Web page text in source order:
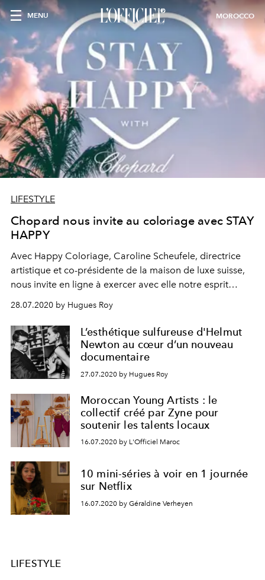
MENU MOROCCO
LIFESTYLE
Chopard nous invite au coloriage avec STAY
HAPPY
Avec Happy Coloriage, Caroline Scheufele, directrice
artistique et co-présidente de la maison de luxe suisse,
nous invite en ligne à exercer avec elle notre esprit
28.07.2020 by Hugues Roy
L’esthétique sulfureuse d'Helmut
Newton au cœur d’un nouveau
documentaire
27.07.2020 by Hugues Roy
Moroccan Young Artists : le
collectif créé par Zyne pour
soutenir les talents locaux
16.07.2020 by L'Officiel Maroc
10 mini-séries à voir en 1 journée
sur Netflix
16.07.2020 by Géraldine Verheyen
LIFESTYLE